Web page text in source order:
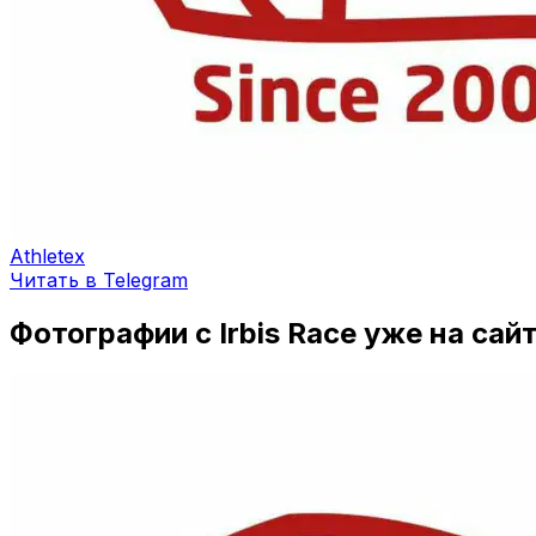
Athletex
Читать в Telegram
Фотографии с Irbis Race уже на